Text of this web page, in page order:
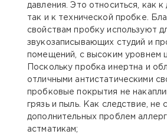
давления. Это относиться, как к
так и к технической пробке.
свойствам пробку используют
звукозаписывающих студий и
помещений, с высоким уровнем
Поскольку пробка инертна и
отличными антистатическими
пробковые покрытия не
грязь и пыль. Как следствие, не
дополнительных проблем
астматикам;